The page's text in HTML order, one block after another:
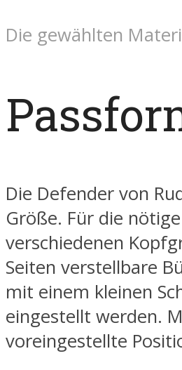
Die gewählten
Die Defender von
Größe. Für die
verschiedenen
Seiten verstellbare
mit einem kleinen
eingestellt werden.
voreingestellte